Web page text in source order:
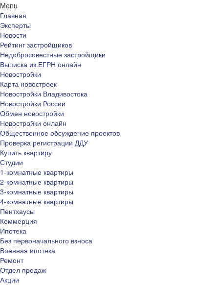
Menu
Главная
Эксперты
Новости
Рейтинг застройщиков
Недобросовестные застройщики
Выписка из ЕГРН онлайн
Новостройки
Карта новостроек
Новостройки Владивостока
Новостройки России
Обмен новостройки
Новостройки онлайн
Общественное обсуждение проектов
Проверка регистрации ДДУ
Купить квартиру
Студии
1-комнатные квартиры
2-комнатные квартиры
3-комнатные квартиры
4-комнатные квартиры
Пентхаусы
Коммерция
Ипотека
Без первоначального взноса
Военная ипотека
Ремонт
Отдел продаж
Акции